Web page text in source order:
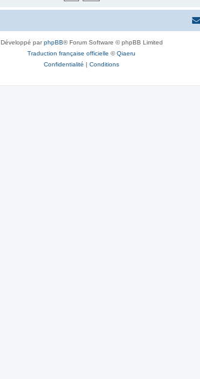
Développé parphpBB® Forum Software © phpBB Limited
Traduction française officielle ©Qiaeru
Confidentialité | Conditions